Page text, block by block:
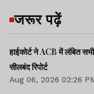
जरूर पढ़ें
हाईकोर्ट ने ACB में लंबित
सीलबंद रिपोर्ट
Aug 06, 2026 02:26